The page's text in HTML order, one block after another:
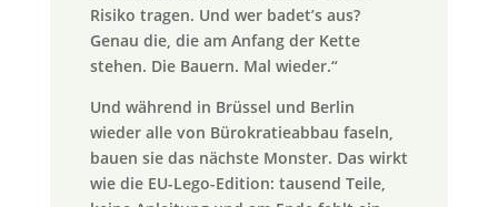
Risiko tragen. Und wer badet’s aus?
Genau die, die am Anfang der Kette
stehen. Die Bauern. Mal wieder.“
Und während in Brüssel und Berlin
wieder alle von Bürokratieabbau faseln,
bauen sie das nächste Monster. Das wirkt
wie die EU-Lego-Edition: tausend Teile,